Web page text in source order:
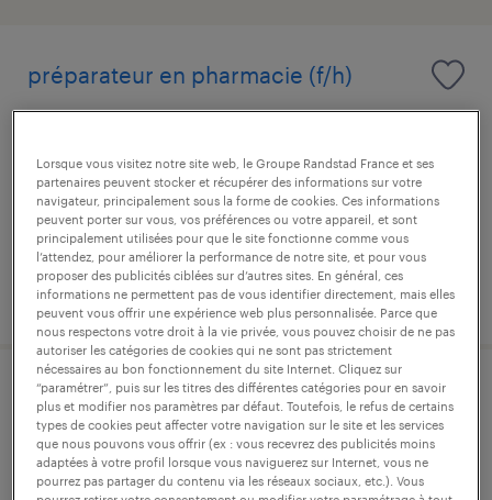
préparateur en pharmacie (f/h)
intérim
12,66 € par heure
publié le 9 juillet 2026
conducteur de ligne de
conditionnement (f/h)
fontaine-lès-dijon, côte-d'or
Lorsque vous visitez notre site web, le Groupe Randstad France et ses
partenaires peuvent stocker et récupérer des informations sur votre
navigateur, principalement sous la forme de cookies. Ces informations
peuvent porter sur vous, vos préférences ou votre appareil, et sont
principalement utilisées pour que le site fonctionne comme vous
l’attendez, pour améliorer la performance de notre site, et pour vous
proposer des publicités ciblées sur d’autres sites. En général, ces
informations ne permettent pas de vous identifier directement, mais elles
peuvent vous offrir une expérience web plus personnalisée. Parce que
nous respectons votre droit à la vie privée, vous pouvez choisir de ne pas
autoriser les catégories de cookies qui ne sont pas strictement
nécessaires au bon fonctionnement du site Internet. Cliquez sur
“paramétrer”, puis sur les titres des différentes catégories pour en savoir
plus et modifier nos paramètres par défaut. Toutefois, le refus de certains
types de cookies peut affecter votre navigation sur le site et les services
que nous pouvons vous offrir (ex : vous recevrez des publicités moins
adaptées à votre profil lorsque vous naviguerez sur Internet, vous ne
pourrez pas partager du contenu via les réseaux sociaux, etc.). Vous